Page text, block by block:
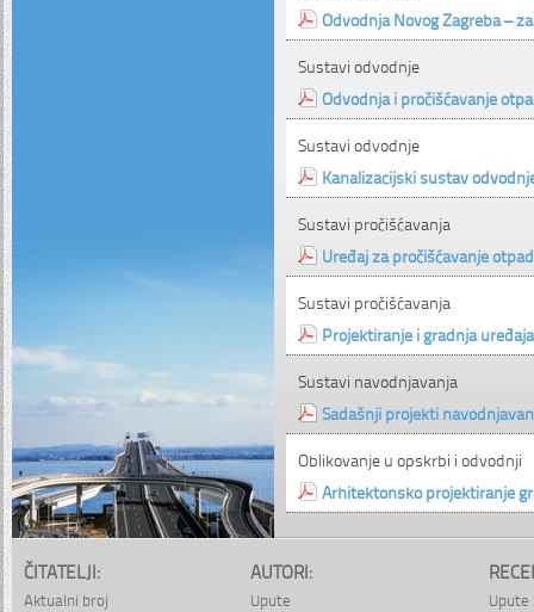
Odvodnja Novog Zagreba –
Sustavi odvodnje
Odvodnja i pročišćavanje
Sustavi odvodnje
Kanalizacijski sustav
Sustavi pročišćavanja
Uređaj za pročišćavanje
Sustavi pročišćavanja
Projektiranje i gradnja
Sustavi navodnjavanja
Sadašnji projekti
Oblikovanje u opskrbi i odvodnji
Arhitektonsko projektiranje
ČITATELJI:
Aktualni broj
AUTORI:
Upute Upute